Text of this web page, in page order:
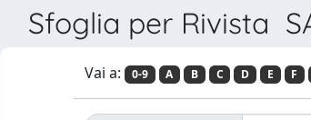
Sfoglia per Rivista
Vai a: 0-9 A B C D E F